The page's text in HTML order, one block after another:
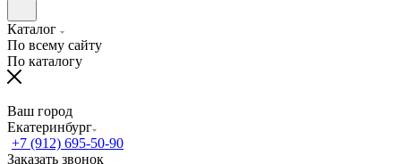
Каталог
По всему сайту
По каталогу
Ваш город
Екатеринбург
+7 (912) 695-50-90
Заказать звонок